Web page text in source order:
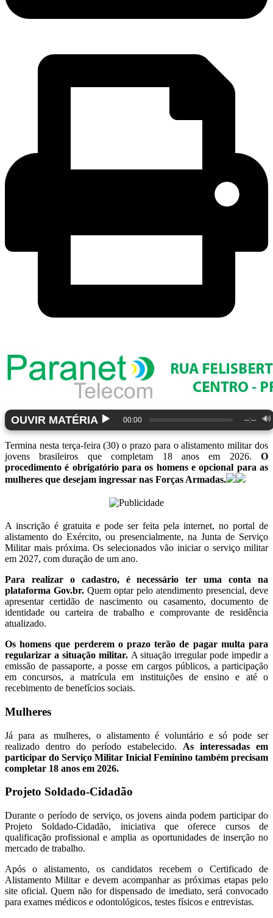
OUVIR MATÉRIA ▶️ 00:00 --:-- 🔊
Termina nesta terça-feira (30) o prazo para o alistamento militar dos
jovens brasileiros que completam 18 anos em 2026. O
procedimento é obrigatório para os homens e opcional para as
mulheres que desejam ingressar nas Forças Armadas.
A inscrição é gratuita e pode ser feita pela internet, no portal de
alistamento do Exército, ou presencialmente, na Junta de Serviço
Militar mais próxima. Os selecionados vão iniciar o serviço militar
em 2027, com duração de um ano.
Para realizar o cadastro, é necessário ter uma conta na
plataforma Gov.br. Quem optar pelo atendimento presencial, deve
apresentar certidão de nascimento ou casamento, documento de
identidade ou carteira de trabalho e comprovante de residência
atualizado.
Os homens que perderem o prazo terão de pagar multa para
regularizar a situação militar.A situação irregular pode impedir a
emissão de passaporte, a posse em cargos públicos, a participação
em concursos, a matrícula em instituições de ensino e até o
recebimento de benefícios sociais.
Mulheres
Já para as mulheres, o alistamento é voluntário e só pode ser
realizado dentro do período estabelecido. As interessadas em
participar do Serviço Militar Inicial Feminino também precisam
completar 18 anos em 2026.
Projeto Soldado-Cidadão
Durante o período de serviço, os jovens ainda podem participar do
Projeto Soldado-Cidadão, iniciativa que oferece cursos de
qualificação profissional e amplia as oportunidades de inserção no
mercado de trabalho.
Após o alistamento, os candidatos recebem o Certificado de
Alistamento Militar e devem acompanhar as próximas etapas pelo
site oficial. Quem não for dispensado de imediato, será convocado
para exames médicos e odontológicos, testes físicos e entrevistas.